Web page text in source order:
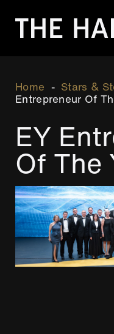
zum
Breadcrumb
Home Stars &
Entrepreneur Of
EY
Of The